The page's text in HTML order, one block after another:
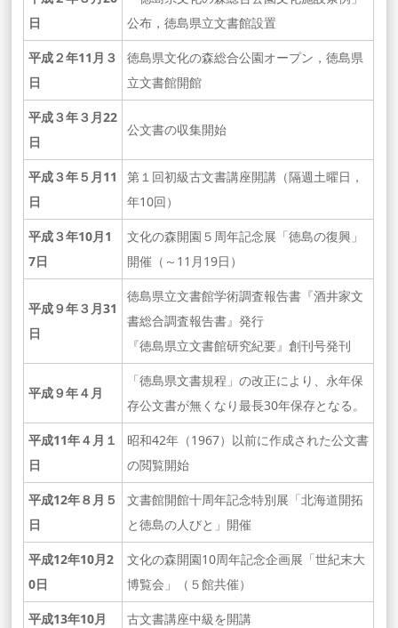
日
公布，徳島県立文書館設置
平成２年11月３
日
徳島県文化の森総合公園オープン，徳島県
立文書館開館
平成３年３月22
日
公文書の収集開始
平成３年５月11
日
第１回初級古文書講座開講（隔週土曜日，
年10回）
平成３年10月1
7日
文化の森開園５周年記念展「徳島の復興」
開催（～11月19日）
平成９年３月31
日
徳島県立文書館学術調査報告書『酒井家文
書総合調査報告書』発行
『徳島県立文書館研究紀要』創刊号発刊
平成９年４月
「徳島県文書規程」の改正により、永年保
存公文書が無くなり最長30年保存となる。
平成11年４月１
日
昭和42年（1967）以前に作成された公文書
の閲覧開始
平成12年８月５
日
文書館開館十周年記念特別展「北海道開拓
と徳島の人びと」開催
平成12年10月2
0日
文化の森開園10周年記念企画展「世紀末大
博覧会」（５館共催）
平成13年10月 古文書講座中級を開講